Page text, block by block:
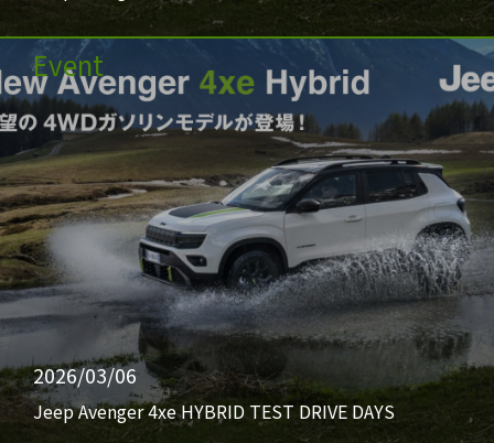
Event
2026/03/06
Jeep Avenger 4xe HYBRID TEST DRIVE DAYS